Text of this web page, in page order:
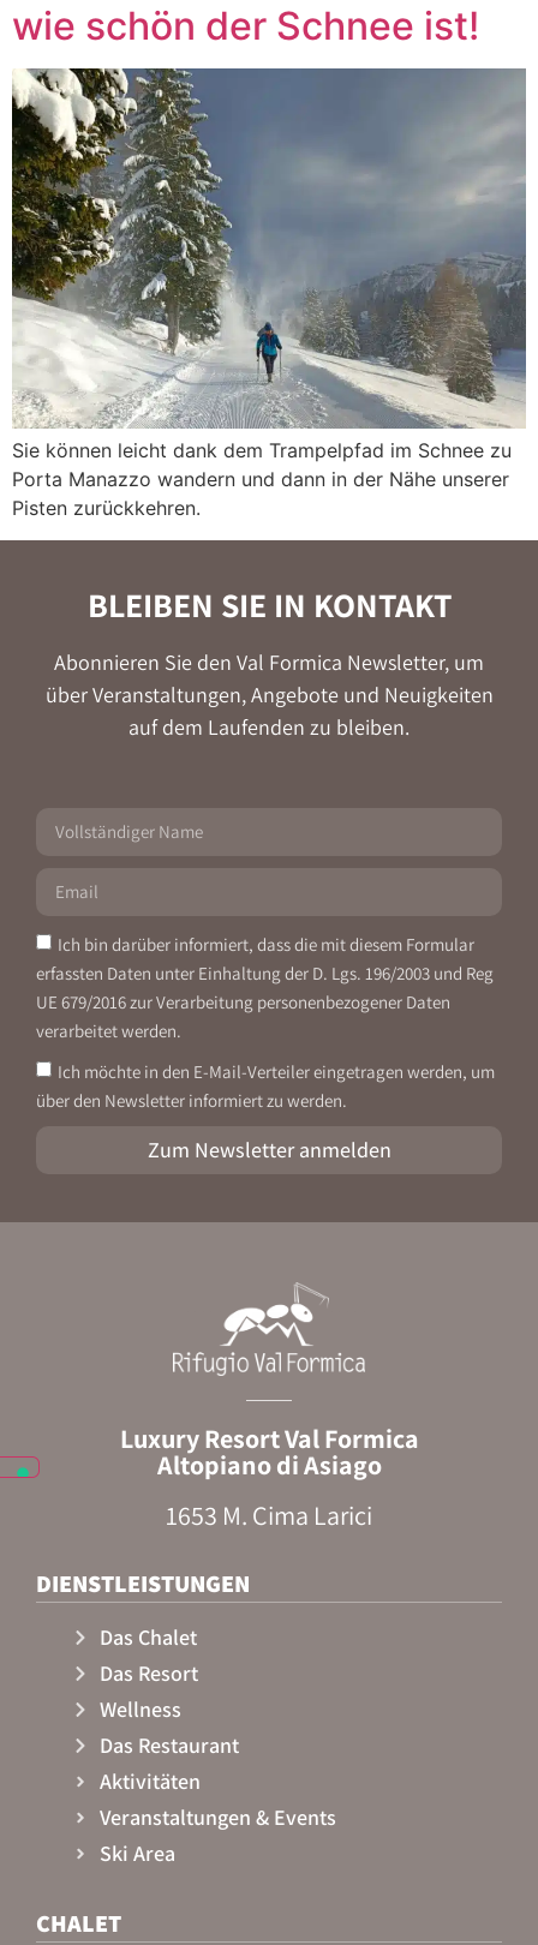
wie schön der Schnee ist!
Sie können leicht dank dem Trampelpfad im Schnee zu
Porta Manazzo wandern und dann in der Nähe unserer
Pisten zurückkehren.
BLEIBEN SIE IN KONTAKT
Abonnieren Sie den Val Formica Newsletter, um
über Veranstaltungen, Angebote und Neuigkeiten
auf dem Laufenden zu bleiben.
Ich bin darüber informiert, dass die mit diesem Formular
erfassten Daten unter Einhaltung der D. Lgs. 196/2003 und Reg
UE 679/2016 zur Verarbeitung personenbezogener Daten
verarbeitet werden.
Ich möchte in den E-Mail-Verteiler eingetragen werden, um
über den Newsletter informiert zu werden.
Zum Newsletter anmelden
Luxury Resort Val Formica
Altopiano di Asiago
1653 M. Cima Larici
DIENSTLEISTUNGEN
Das Chalet
Das Resort
Wellness
Das Restaurant
Aktivitäten
Veranstaltungen & Events
Ski Area
CHALET